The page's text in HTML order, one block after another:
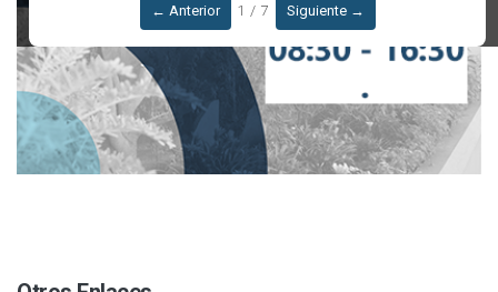
← Anterior 1 / 7 Siguiente →